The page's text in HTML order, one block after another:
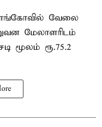
வில் வேலை
மேலாளரிடம்
மூலம் ரூ.75.2